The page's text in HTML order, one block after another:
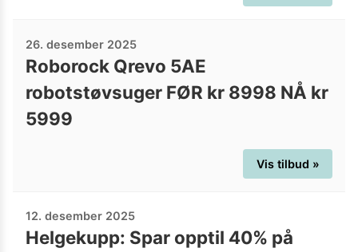
26. desember 2025
Roborock Qrevo 5AE
robotstøvsuger FØR kr 8998 NÅ kr
5999
Vis tilbud »
12. desember 2025
Helgekupp: Spar opptil 40% på